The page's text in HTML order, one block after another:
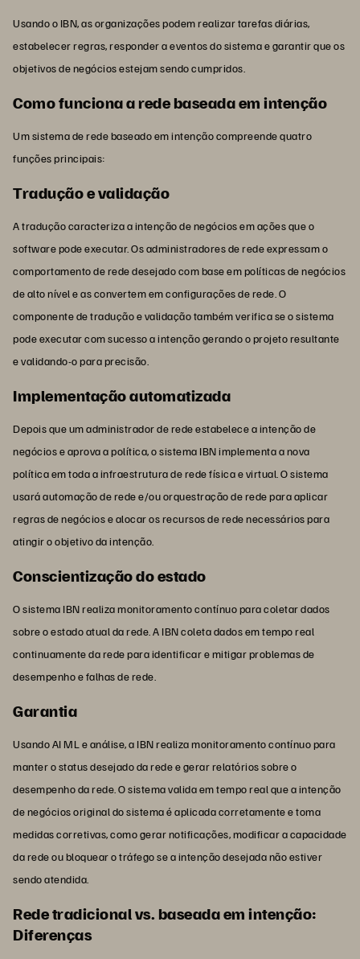
Usando o IBN, as organizações podem realizar tarefas diárias,
estabelecer regras, responder a eventos do sistema e garantir que os
objetivos de negócios estejam sendo cumpridos.
Como funciona a rede baseada em intenção
Um sistema de rede baseado em intenção compreende quatro
funções principais:
Tradução e validação
A tradução caracteriza a intenção de negócios em ações que o
software pode executar. Os administradores de rede expressam o
comportamento de rede desejado com base em políticas de negócios
de alto nível e as convertem em configurações de rede. O
componente de tradução e validação também verifica se o sistema
pode executar com sucesso a intenção gerando o projeto resultante
e validando-o para precisão.
Implementação automatizada
Depois que um administrador de rede estabelece a intenção de
negócios e aprova a política, o sistema IBN implementa a nova
política em toda a infraestrutura de rede física e virtual. O sistema
usará automação de rede e/ou orquestração de rede para aplicar
regras de negócios e alocar os recursos de rede necessários para
atingir o objetivo da intenção.
Conscientização do estado
O sistema IBN realiza monitoramento contínuo para coletar dados
sobre o estado atual da rede. A IBN coleta dados em tempo real
continuamente da rede para identificar e mitigar problemas de
desempenho e falhas de rede.
Garantia
Usando AI ML e análise, a IBN realiza monitoramento contínuo para
manter o status desejado da rede e gerar relatórios sobre o
desempenho da rede. O sistema valida em tempo real que a intenção
de negócios original do sistema é aplicada corretamente e toma
medidas corretivas, como gerar notificações, modificar a capacidade
da rede ou bloquear o tráfego se a intenção desejada não estiver
sendo atendida.
Rede tradicional vs. baseada em intenção:
Diferenças